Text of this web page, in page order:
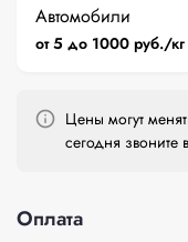
Автомобили
от 5 до 1000 руб./кг
Цены могут
сегодня звоните
Оплата